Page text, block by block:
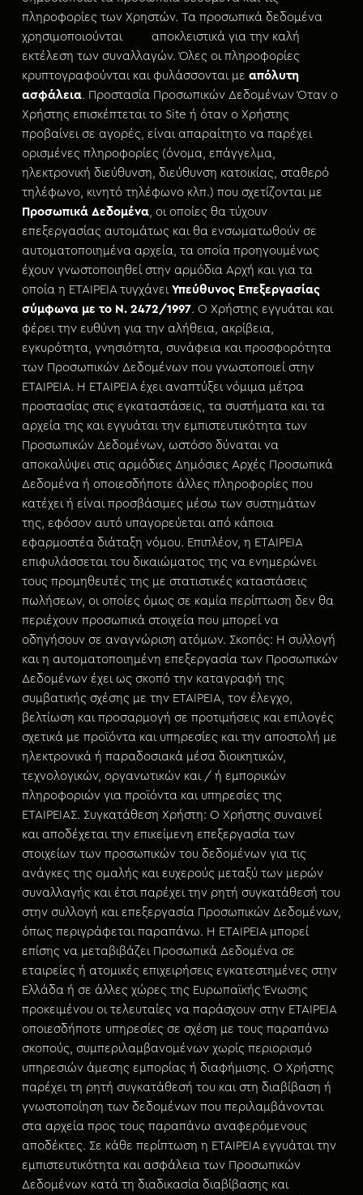
πληροφορίες των Χρηστών. Τα προσωπικά δεδομένα
χρησιμοποιούνται αποκλειστικά για την καλή
εκτέλεση των συναλλαγών. Όλες οι πληροφορίες
κρυπτογραφούνται και φυλάσσονται με απόλυτη
ασφάλεια. Προστασία Προσωπικών Δεδομένων Όταν ο
Χρήστης επισκέπτεται το Site ή όταν ο Χρήστης
προβαίνει σε αγορές, είναι απαραίτητο να παρέχει
ορισμένες πληροφορίες (όνομα, επάγγελμα,
ηλεκτρονική διεύθυνση, διεύθυνση κατοικίας, σταθερό
τηλέφωνο, κινητό τηλέφωνο κλπ.) που σχετίζονται με
Προσωπικά Δεδομένα, οι οποίες θα τύχουν
επεξεργασίας αυτομάτως και θα ενσωματωθούν σε
αυτοματοποιημένα αρχεία, τα οποία προηγουμένως
έχουν γνωστοποιηθεί στην αρμόδια Αρχή και για τα
οποία η ΕΤΑΙΡΕΙΑ τυγχάνει Υπεύθυνος Επεξεργασίας
σύμφωνα με το Ν. 2472/1997. Ο Χρήστης εγγυάται και
φέρει την ευθύνη για την αλήθεια, ακρίβεια,
εγκυρότητα, γνησιότητα, συνάφεια και προσφορότητα
των Προσωπικών Δεδομένων που γνωστοποιεί στην
ΕΤΑΙΡΕΙΑ. H ΕΤΑΙΡΕΙΑ έχει αναπτύξει νόμιμα μέτρα
προστασίας στις εγκαταστάσεις, τα συστήματα και τα
αρχεία της και εγγυάται την εμπιστευτικότητα των
Προσωπικών Δεδομένων, ωστόσο δύναται να
αποκαλύψει στις αρμόδιες Δημόσιες Αρχές Προσωπικά
Δεδομένα ή οποιεσδήποτε άλλες πληροφορίες που
κατέχει ή είναι προσβάσιμες μέσω των συστημάτων
της, εφόσον αυτό υπαγορεύεται από κάποια
εφαρμοστέα διάταξη νόμου. Επιπλέον, η ΕΤΑΙΡΕΙΑ
επιφυλάσσεται του δικαιώματος της να ενημερώνει
τους προμηθευτές της με στατιστικές καταστάσεις
πωλήσεων, οι οποίες όμως σε καμία περίπτωση δεν θα
περιέχουν προσωπικά στοιχεία που μπορεί να
οδηγήσουν σε αναγνώριση ατόμων. Σκοπός: Η συλλογή
και η αυτοματοποιημένη επεξεργασία των Προσωπικών
Δεδομένων έχει ως σκοπό την καταγραφή της
συμβατικής σχέσης με την ΕΤΑΙΡΕΙΑ, τον έλεγχο,
βελτίωση και προσαρμογή σε προτιμήσεις και επιλογές
σχετικά με προϊόντα και υπηρεσίες και την αποστολή με
ηλεκτρονικά ή παραδοσιακά μέσα διοικητικών,
τεχνολογικών, οργανωτικών και / ή εμπορικών
πληροφοριών για προϊόντα και υπηρεσίες της
ΕΤΑΙΡΕΙΑΣ. Συγκατάθεση Χρήστη: Ο Χρήστης συναινεί
και αποδέχεται την επικείμενη επεξεργασία των
στοιχείων των προσωπικών του δεδομένων για τις
ανάγκες της ομαλής και ευχερούς μεταξύ των μερών
συναλλαγής και έτσι παρέχει την ρητή συγκατάθεσή του
στην συλλογή και επεξεργασία Προσωπικών Δεδομένων,
όπως περιγράφεται παραπάνω. Η ΕΤΑΙΡΕΙΑ μπορεί
επίσης να μεταβιβάζει Προσωπικά Δεδομένα σε
εταιρείες ή ατομικές επιχειρήσεις εγκατεστημένες στην
Ελλάδα ή σε άλλες χώρες της Ευρωπαϊκής Ένωσης
προκειμένου οι τελευταίες να παράσχουν στην ΕΤΑΙΡΕΙΑ
οποιεσδήποτε υπηρεσίες σε σχέση με τους παραπάνω
σκοπούς, συμπεριλαμβανομένων χωρίς περιορισμό
υπηρεσιών άμεσης εμπορίας ή διαφήμισης. Ο Χρήστης
παρέχει τη ρητή συγκατάθεσή του και στη διαβίβαση ή
γνωστοποίηση των δεδομένων που περιλαμβάνονται
στα αρχεία προς τους παραπάνω αναφερόμενους
αποδέκτες. Σε κάθε περίπτωση η ΕΤΑΙΡΕΙΑ εγγυάται την
εμπιστευτικότητα και ασφάλεια των Προσωπικών
Δεδομένων κατά τη διαδικασία διαβίβασης και